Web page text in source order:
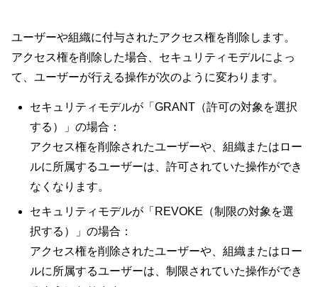
ユーザーや組織に付与されたアクセス権を削除します。
アクセス権を削除した場合、セキュリティモデルによっ
て、ユーザーが行える操作が次のように変わります。
セキュリティモデルが「GRANT（許可の対象を選択
する）」の場合：
アクセス権を削除されたユーザーや、組織またはロー
ルに所属するユーザーは、許可されていた操作ができ
なくなります。
セキュリティモデルが「REVOKE（制限の対象を選
択する）」の場合：
アクセス権を削除されたユーザーや、組織またはロー
ルに所属するユーザーは、制限されていた操作ができ